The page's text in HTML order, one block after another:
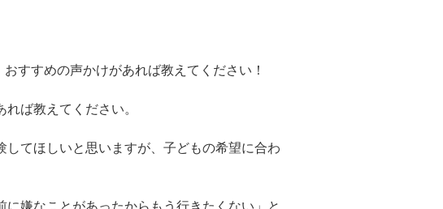
すすめの声かけがあれば教えてください！
ば教えてください。
てほしいと思いますが、子どもの希望に合わ
嫌なことがあったからもう行きたくない」と